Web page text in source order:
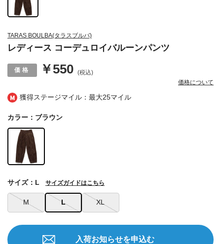
獲得ステージマイル：最大25マイル
TARAS BOULBA(タラスブルバ)
レディース コーデュロイバルーンパンツ
￥550 (税込)
価格について
カラー：ブラウン
M L XL
サイズ：L サイズガイドはこちら
入荷お知らせを申込む